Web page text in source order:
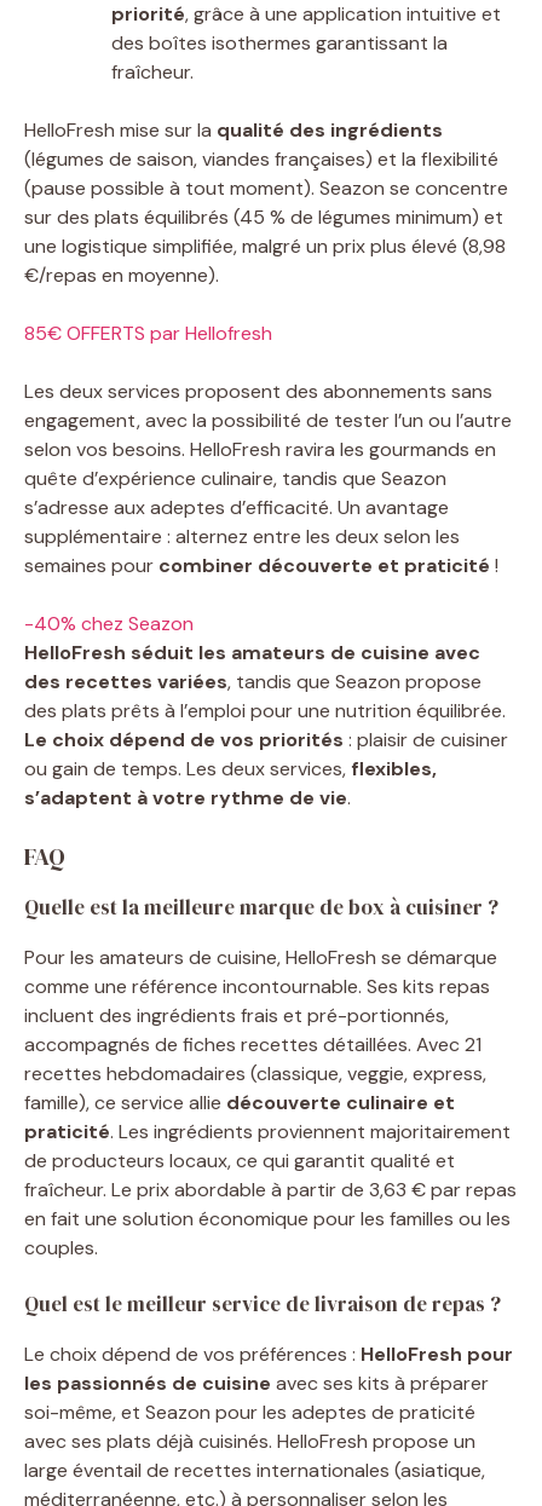
priorité, grâce à une application intuitive et
des boîtes isothermes garantissant la
fraîcheur.
HelloFresh mise sur la qualité des ingrédients
(légumes de saison, viandes françaises) et la flexibilité
(pause possible à tout moment). Seazon se concentre
sur des plats équilibrés (45 % de légumes minimum) et
une logistique simplifiée, malgré un prix plus élevé (8,98
€/repas en moyenne).
85€ OFFERTS par Hellofresh
Les deux services proposent des abonnements sans
engagement, avec la possibilité de tester l’un ou l’autre
selon vos besoins. HelloFresh ravira les gourmands en
quête d’expérience culinaire, tandis que Seazon
s’adresse aux adeptes d’efficacité. Un avantage
supplémentaire : alternez entre les deux selon les
semaines pour combiner découverte et praticité !
-40% chez Seazon
HelloFresh séduit les amateurs de cuisine avec
des recettes variées, tandis que Seazon propose
des plats prêts à l’emploi pour une nutrition équilibrée.
Le choix dépend de vos priorités : plaisir de cuisiner
ou gain de temps. Les deux services, flexibles,
s’adaptent à votre rythme de vie.
FAQ
Quelle est la meilleure marque de box à cuisiner ?
Pour les amateurs de cuisine, HelloFresh se démarque
comme une référence incontournable. Ses kits repas
incluent des ingrédients frais et pré-portionnés,
accompagnés de fiches recettes détaillées. Avec 21
recettes hebdomadaires (classique, veggie, express,
famille), ce service allie découverte culinaire et
praticité. Les ingrédients proviennent majoritairement
de producteurs locaux, ce qui garantit qualité et
fraîcheur. Le prix abordable à partir de 3,63 € par repas
en fait une solution économique pour les familles ou les
couples.
Quel est le meilleur service de livraison de repas ?
Le choix dépend de vos préférences : HelloFresh pour
les passionnés de cuisine avec ses kits à préparer
soi-même, et Seazon pour les adeptes de praticité
avec ses plats déjà cuisinés. HelloFresh propose un
large éventail de recettes internationales (asiatique,
méditerranéenne, etc.) à personnaliser selon les